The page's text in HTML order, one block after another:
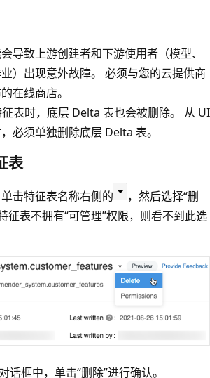
导致上游创建者和下游使用者（模型、
）出现意外故障。 必须与您的云提供商
在线商店。
表时，底层 Delta 表也会被删除。 从 UI
必须单独删除底层 Delta 表。
表
击特征表名称右侧的
，然后选择“删
征表不拥有“可管理”权限，则看不到此选
话框中，单击“删除”进行确认。